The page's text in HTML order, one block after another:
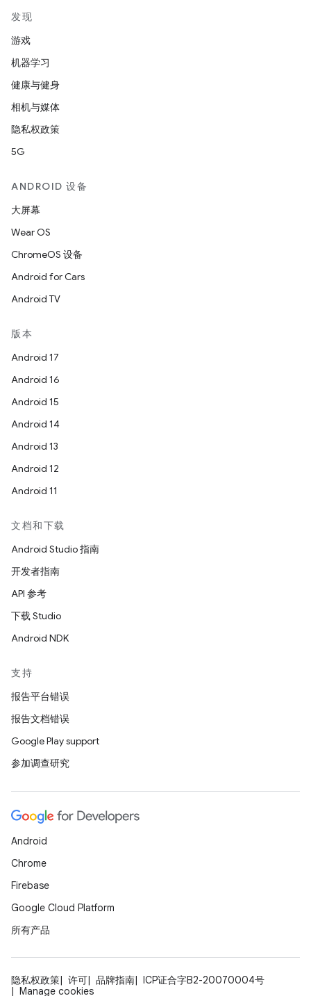
发现
游戏
机器学习
健康与健身
相机与媒体
隐私权政策
5G
ANDROID 设备
大屏幕
Wear OS
ChromeOS 设备
Android for Cars
Android TV
版本
Android 17
Android 16
Android 15
Android 14
Android 13
Android 12
Android 11
文档和下载
Android Studio 指南
开发者指南
API 参考
下载 Studio
Android NDK
支持
报告平台错误
报告文档错误
Google Play support
参加调查研究
Android
Chrome
Firebase
Google Cloud Platform
所有产品
隐私权政策 许可 品牌指南
ICP证合字B2-20070004号
Manage cookies